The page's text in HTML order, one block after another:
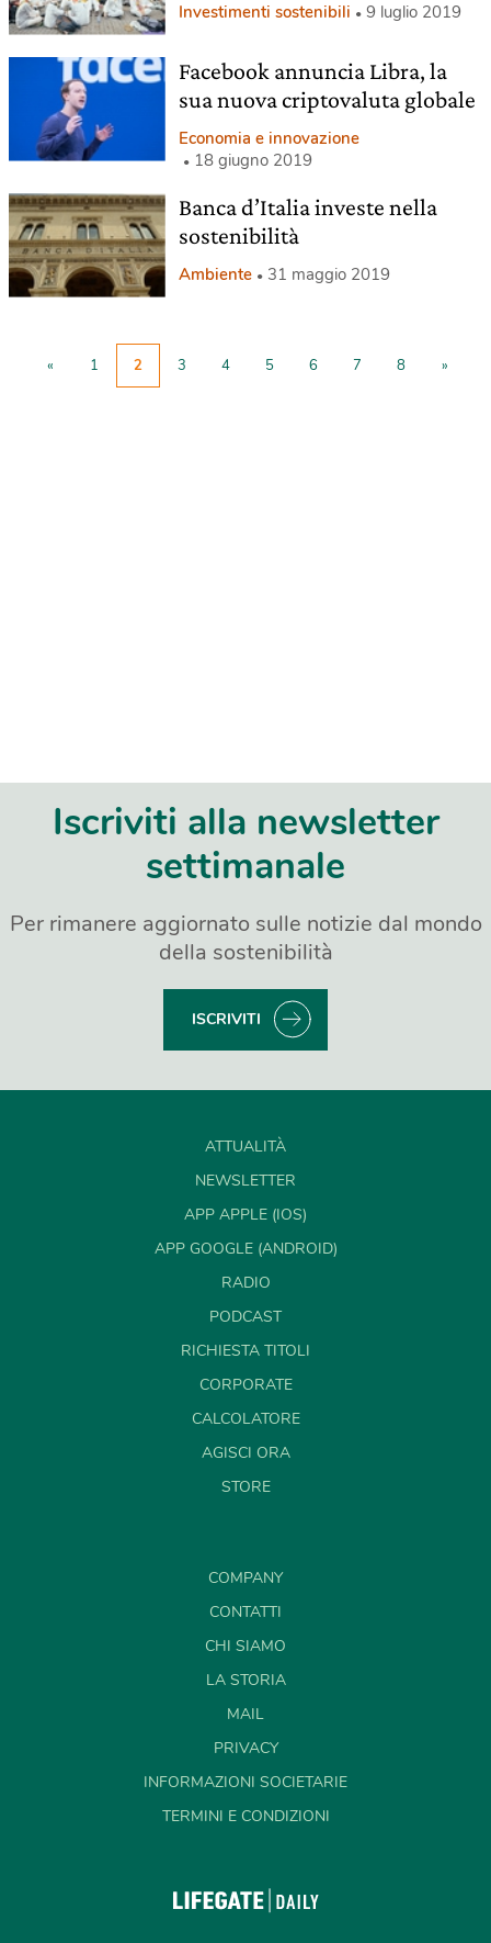
Investimenti sostenibili 9 luglio 2019
Facebook annuncia Libra, la
sua nuova criptovaluta globale
Economia e innovazione
18 giugno 2019
Banca d’Italia investe nella
sostenibilità
Ambiente 31 maggio 2019
« 1 2 3 4 5 6 7 8 »
Iscriviti alla newsletter
settimanale
Per rimanere aggiornato sulle notizie dal mondo
della sostenibilità
ISCRIVITI
ATTUALITÀ
NEWSLETTER
APP APPLE (IOS)
APP GOOGLE (ANDROID)
RADIO
PODCAST
RICHIESTA TITOLI
CORPORATE
CALCOLATORE
AGISCI ORA
STORE
COMPANY
CONTATTI
CHI SIAMO
LA STORIA
MAIL
PRIVACY
INFORMAZIONI SOCIETARIE
TERMINI E CONDIZIONI